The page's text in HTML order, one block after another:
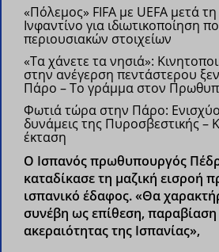
«Πόλεμος» FIFA με UEFA μετά
Ινφαντίνο για ιδιωτικοποίηση
περιουσιακών στοιχείων
«Τα χάνετε τα νησιά»:
στην ανέγερση πεντάστερου
Πάρο – Το γράμμα στον
Φωτιά τώρα στην Πάρο:
δυνάμεις της Πυροσβεστικής –
έκταση
Ο Ισπανός πρωθυπουργός
καταδίκασε τη μαζική εισροή
ισπανικό έδαφος. «Θα
συνέβη ως επίθεση, παραβίαση
ακεραιότητας της Ισπανίας»,